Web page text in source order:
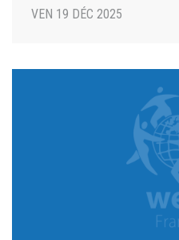
VEN 19 DÉC 2025